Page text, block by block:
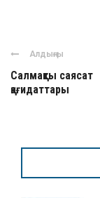
Алдыңғы
Салмақты саясат
қағидаттары